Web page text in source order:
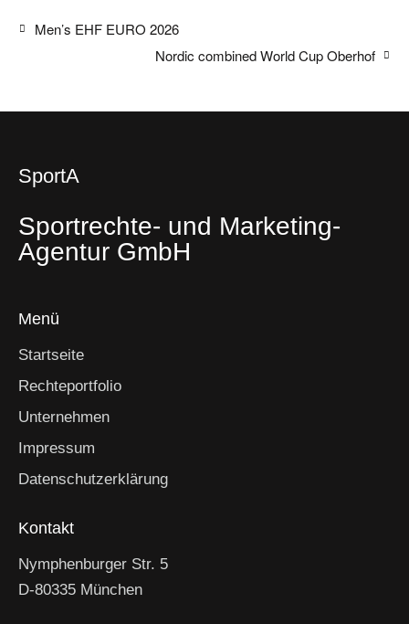
Men’s EHF EURO 2026
Nordic combined World Cup Oberhof
SportA
Sportrechte- und Marketing-
Agentur GmbH
Menü
Startseite
Rechteportfolio
Unternehmen
Impressum
Datenschutzerklärung
Kontakt
Nymphenburger Str. 5
D-80335 München